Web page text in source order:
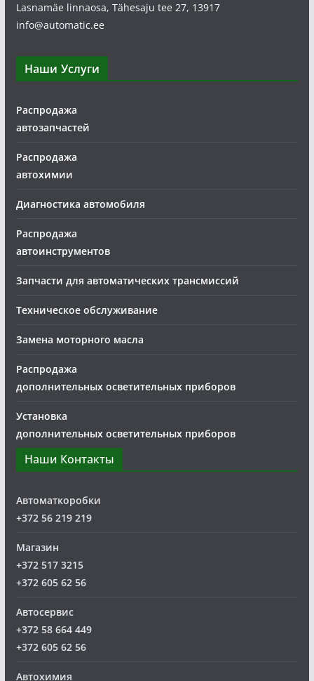
Lasnamäe linnaosa, Tähesaju tee 27, 13917
info@automatic.ee
Наши Услуги
Распродажа
автозапчастей
Распродажа
автохимии
Диагностика автомобиля
Распродажа
автоинструментов
Запчасти для автоматических трансмиссий
Техническое обслуживание
Замена моторного масла
Распродажа
дополнительных осветительных приборов
Установка
дополнительных осветительных приборов
Наши Контакты
Автоматкоробки
+372 56 219 219
Магазин
+372 517 3215
+372 605 62 56
Автосервис
+372 58 664 449
+372 605 62 56
Автохимия